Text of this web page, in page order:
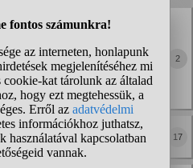
beszélnek a magyar
az angolt a magyarral, pl.
a Knézy". Most pedig már
influ, aki ne hunglishul
2
manapság? 17